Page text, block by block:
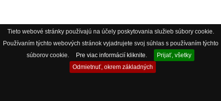
Tieto webové stránky používajú na účely poskytovania služieb súbory cookie.
Používaním týchto webových stránok vyjadrujete svoj súhlas s používaním týchto
súborov cookie.
Pre viac informácií kliknite.
Prijať, všetky
Odmietnuť, okrem základných